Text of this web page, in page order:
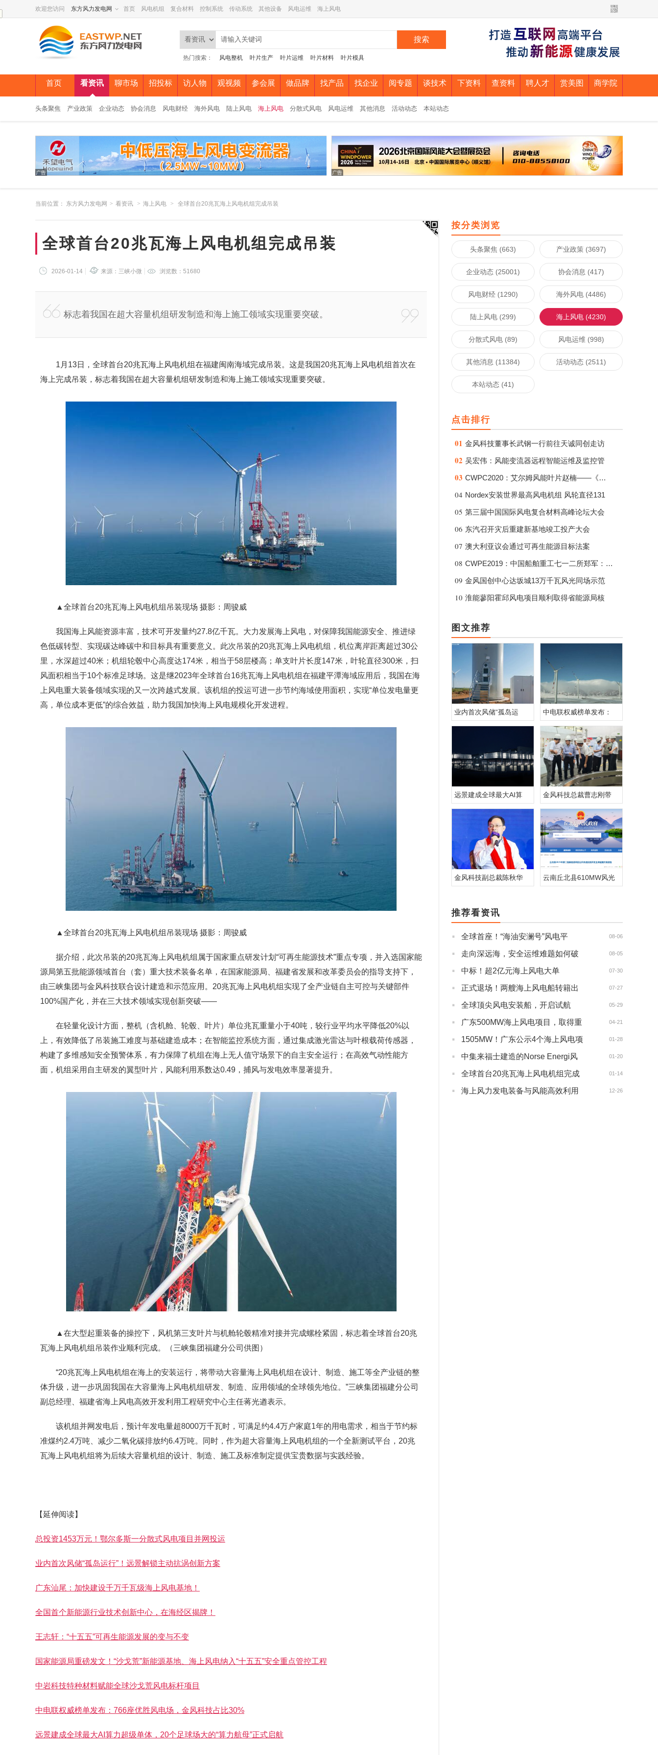
欢迎您访问 东方风力发电网 首页 风电机组 复合材料 控制系统 传动系统 其他设备 风电运维 海上风电
搜索
热门搜索： 风电整机 叶片生产 叶片运维 叶片材料 叶片模具
首页 看资讯 聊市场 招投标 访人物 观视频 参会展 做品牌 找产品 找企业 阅专题 谈技术 下资料 查资料 聘人才 赏美图 商学院
头条聚焦 产业政策 企业动态 协会消息 风电财经 海外风电 陆上风电 海上风电 分散式风电 风电运维 其他消息 活动动态 本站动态
当前位置： 东方风力发电网 > 看资讯 > 海上风电 > 全球首台20兆瓦海上风电机组完成吊装
全球首台20兆瓦海上风电机组完成吊装
2026-01-14 来源：三峡小微 浏览数： 51680
标志着我国在超大容量机组研发制造和海上施工领域实现重要突破。
1月13日，全球首台20兆瓦海上风电机组在福建闽南海域完成吊装。这是我国20兆瓦海上风电机组首次在
海上完成吊装，标志着我国在超大容量机组研发制造和海上施工领域实现重要突破。
▲全球首台20兆瓦海上风电机组吊装现场 摄影：周骏威
我国海上风能资源丰富，技术可开发量约27.8亿千瓦。大力发展海上风电，对保障我国能源安全、推进绿
色低碳转型、实现碳达峰碳中和目标具有重要意义。此次吊装的20兆瓦海上风电机组，机位离岸距离超过30公
里，水深超过40米；机组轮毂中心高度达174米，相当于58层楼高；单支叶片长度147米，叶轮直径300米，扫
风面积相当于10个标准足球场。这是继2023年全球首台16兆瓦海上风电机组在福建平潭海域应用后，我国在海
上风电重大装备领域实现的又一次跨越式发展。该机组的投运可进一步节约海域使用面积，实现“单位发电量更
高，单位成本更低”的综合效益，助力我国加快海上风电规模化开发进程。
▲全球首台20兆瓦海上风电机组吊装现场 摄影：周骏威
据介绍，此次吊装的20兆瓦海上风电机组属于国家重点研发计划“可再生能源技术”重点专项，并入选国家能
源局第五批能源领域首台（套）重大技术装备名单，在国家能源局、福建省发展和改革委员会的指导支持下，
由三峡集团与金风科技联合设计建造和示范应用。20兆瓦海上风电机组实现了全产业链自主可控与关键部件
100%国产化，并在三大技术领域实现创新突破——
在轻量化设计方面，整机（含机舱、轮毂、叶片）单位兆瓦重量小于40吨，较行业平均水平降低20%以
上，有效降低了吊装施工难度与基础建造成本；在智能监控系统方面，通过集成激光雷达与叶根载荷传感器，
构建了多维感知安全预警体系，有力保障了机组在海上无人值守场景下的自主安全运行；在高效气动性能方
面，机组采用自主研发的翼型叶片，风能利用系数达0.49，捕风与发电效率显著提升。
▲在大型起重装备的操控下，风机第三支叶片与机舱轮毂精准对接并完成螺栓紧固，标志着全球首台20兆
瓦海上风电机组吊装作业顺利完成。（三峡集团福建分公司供图）
“20兆瓦海上风电机组在海上的安装运行，将带动大容量海上风电机组在设计、制造、施工等全产业链的整
体升级，进一步巩固我国在大容量海上风电机组研发、制造、应用领域的全球领先地位。”三峡集团福建分公司
副总经理、福建省海上风电高效开发利用工程研究中心主任蒋光遒表示。
该机组并网发电后，预计年发电量超8000万千瓦时，可满足约4.4万户家庭1年的用电需求，相当于节约标
准煤约2.4万吨、减少二氧化碳排放约6.4万吨。同时，作为超大容量海上风电机组的一个全新测试平台，20兆
瓦海上风电机组将为后续大容量机组的设计、制造、施工及标准制定提供宝贵数据与实践经验。
【延伸阅读】
总投资1453万元！鄂尔多斯一分散式风电项目并网投运
业内首次风储“孤岛运行”！远景解锁主动抗涡创新方案
广东汕尾：加快建设千万千瓦级海上风电基地！
全国首个新能源行业技术创新中心，在海经区揭牌！
王志轩：“十五五”可再生能源发展的变与不变
国家能源局重磅发文！“沙戈荒”新能源基地、海上风电纳入“十五五”安全重点管控工程
中岩科技特种材料赋能全球沙戈荒风电标杆项目
中电联权威榜单发布：766座优胜风电场，金风科技占比30%
远景建成全球最大AI算力超级单体，20个足球场大的“算力航母”正式启航
按分类浏览
头条聚焦 (663) 产业政策 (3697)
企业动态 (25001) 协会消息 (417)
风电财经 (1290) 海外风电 (4486)
陆上风电 (299) 海上风电 (4230)
分散式风电 (89) 风电运维 (998)
其他消息 (11384) 活动动态 (2511)
本站动态 (41)
点击排行
01 金风科技董事长武钢一行前往天诚同创走访
02 吴宏伟：风能变流器远程智能运维及监控管
03 CWPC2020：艾尔姆风能叶片赵楠——《下一
04 Nordex安装世界最高风电机组 风轮直径131
05 第三届中国国际风电复合材料高峰论坛大会
06 东汽召开灾后重建新基地竣工投产大会
07 澳大利亚议会通过可再生能源目标法案
08 CWPE2019：中国船舶重工七一二所郑军：2M
09 金风国创中心达坂城13万千瓦风光同场示范
10 淮能蓼阳霍邱风电项目顺利取得省能源局核
图文推荐
业内首次风储“孤岛运 中电联权威榜单发布：
远景建成全球最大AI算 金风科技总裁曹志刚带
金风科技副总裁陈秋华 云南丘北县610MW风光
推荐看资讯
· 全球首座！“海油安澜号”风电平 08-06
· 走向深远海，安全运维难题如何破 08-05
· 中标！超2亿元海上风电大单 07-30
· 正式退场！两艘海上风电船转籍出 07-27
· 全球顶尖风电安装船，开启试航 05-29
· 广东500MW海上风电项目，取得重 04-21
· 1505MW！广东公示4个海上风电项 01-28
· 中集来福士建造的Norse Energi风 01-20
· 全球首台20兆瓦海上风电机组完成 01-14
· 海上风力发电装备与风能高效利用 12-26